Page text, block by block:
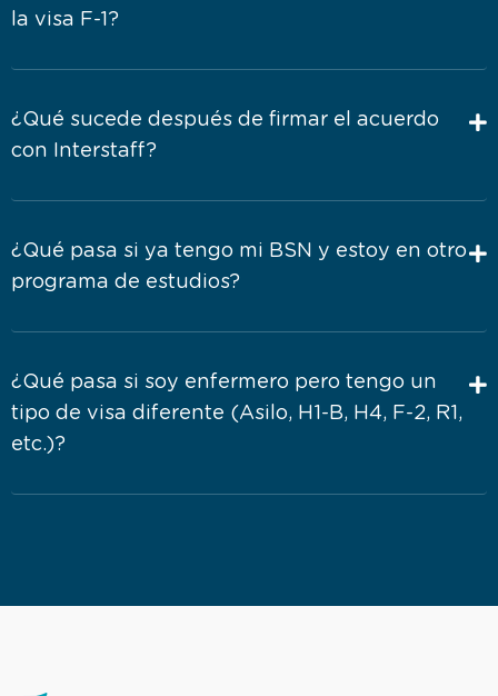
la visa F-1?
¿Qué sucede después de firmar el acuerdo
con Interstaff?
¿Qué pasa si ya tengo mi BSN y estoy en otro
programa de estudios?
¿Qué pasa si soy enfermero pero tengo un
tipo de visa diferente (Asilo, H1-B, H4, F-2, R1,
etc.)?